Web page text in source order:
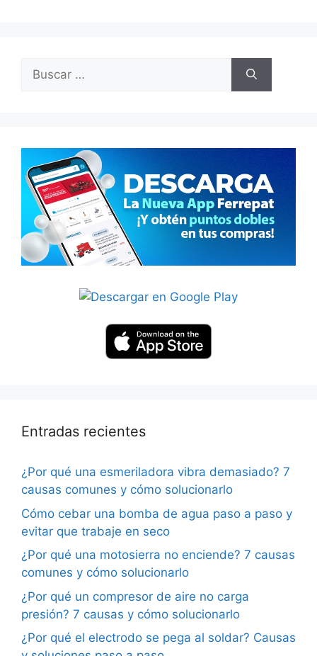
Entradas recientes
¿Por qué una esmeriladora vibra demasiado? 7
causas comunes y cómo solucionarlo
Cómo cebar una bomba de agua paso a paso y
evitar que trabaje en seco
¿Por qué una motosierra no enciende? 7 causas
comunes y cómo solucionarlo
¿Por qué un compresor de aire no carga
presión? 7 causas y cómo solucionarlo
¿Por qué el electrodo se pega al soldar? Causas